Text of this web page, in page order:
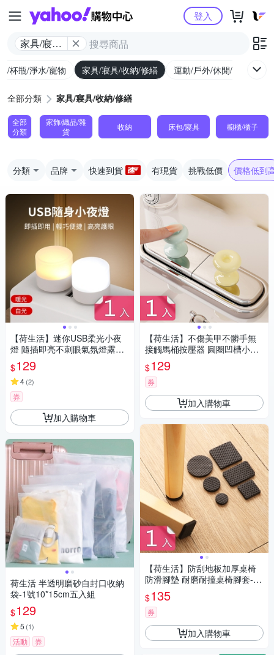
Yahoo購物中心
家具/寢具/
登入
/杯瓶/淨水/寵物 家具/寢具/收納/修繕 運動/戶外/休閒/健身
全部分類 家具/寢具/收納/修繕
全部
分類
家飾/織品/雜
貨
收納 床包/寢具 櫥櫃/櫃子
分類 品牌 快速到貨 有現貨 挑戰低價 價格低到
【荷生活】迷你USB柔光小夜
燈 隨插即亮不刺眼氣氛燈露營
隨行燈-1入
$129
4(2)
券
加入購物車
荷生活 半透明磨砂自封口收納
袋-1號10*15cm五入組
$129
5 (1)
活動 券
【荷生活】不傷美甲不髒手無
接觸馬桶按壓器 圓圈凹槽小巧
不易脫落按壓器-1入組
$129
券
加入購物車
【荷生活】防刮地板加厚桌椅
防滑腳墊 耐磨耐撞桌椅腳套-1
入組
$135
券
加入購物車